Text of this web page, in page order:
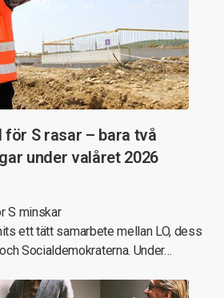
för S rasar – bara två
under valåret 2026
S minskar
ett tätt samarbete mellan LO, dess
Socialdemokraterna. Under…